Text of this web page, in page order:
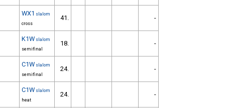
WX1 slalom
cross
41. -
K1W slalom
semifinal
18. -
C1W slalom
semifinal
24. -
C1W slalom
heat
24. -